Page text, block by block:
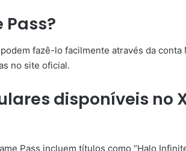
fazê-lo facilmente através da
no site oficial.
disponíveis no
Pass incluem títulos como “Halo